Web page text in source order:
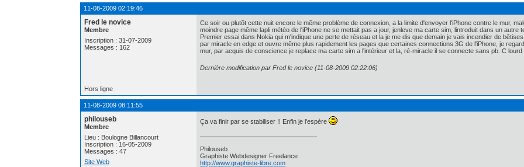
11-08-2009 02:19:46
Fred le novice
Membre
Inscription : 31-07-2009
Messages : 162
Ce soir ou plutôt cette nuit encore le même problème de connexion, a la limite d'envoyer l'iPhone contre le mur,
moindre page même lapli météo de l'iPhone ne se mettait pas a jour, jenleve ma carte sim, lintroduit dans un autre
Premier essai dans Nokia qui m'indique une perte de réseau et la je me dis que demain je vais incendier de
par miracle en edge et ouvre même plus rapidement les pages que certaines connections 3G de l'iPhone, je
mur, par acquis de conscience je replace ma carte sim a l'intérieur et la, ré-miracle il se connecte sans pb. C lourd
Dernière modification par Fred le novice (11-08-2009 02:22:06)
Hors ligne
11-08-2009 08:11:55
philouseb
Membre
Lieu : Boulogne Billancourt
Inscription : 16-05-2009
Messages : 47
Site Web
Ça va finir par se stabiliser !! Enfin je l'espère
Philouseb
Graphiste Webdesigner Freelance
http://www.graphiste-libre.com